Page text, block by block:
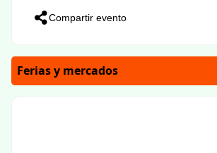
Compartir evento
Ferias y mercados